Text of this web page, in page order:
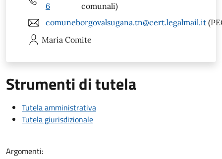
6
comunali)
comuneborgovalsugana.tn@cert.legalmail.it
Maria Comite
Strumenti di tutela
Tutela amministrativa
Tutela giurisdizionale
Argomenti: